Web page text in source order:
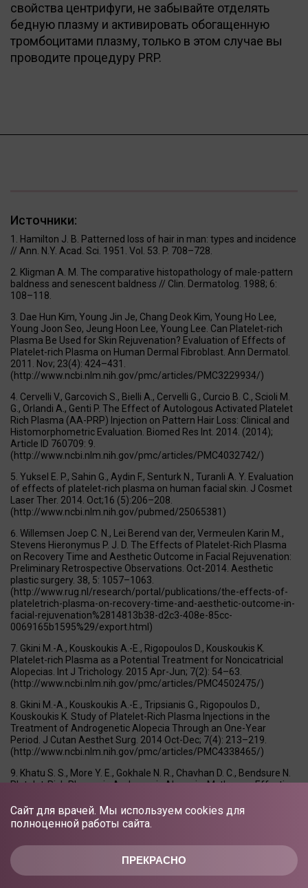
ПРЕКРАСНО
Сайт для врачей. Мы используем cookies для
полноценной работы сайта.
свойства центрифуги, не забывайте отделять
бедную плазму и активировать обогащенную
тромбоцитами плазму, только в этом случае вы
проводите процедуру PRP.
Источники:
Hamilton J. B. Patterned loss of hair in man: types and incidence
// Ann. N.Y. Acad. Sci. 1951. Vol. 53. P. 708–728.
Kligman A. M. The comparative histopathology of male-pattern
baldness and senescent baldness // Clin. Dermatolog. 1988; 6:
108–118.
Dae Hun Kim, Young Jin Je, Chang Deok Kim, Young Ho Lee,
Young Joon Seo, Jeung Hoon Lee, Young Lee. Can Platelet-rich
Plasma Be Used for Skin Rejuvenation? Evaluation of Effects of
Platelet-rich Plasma on Human Dermal Fibroblast. Ann Dermatol.
2011. Nov; 23(4): 424–431.
(http://www.ncbi.nlm.nih.gov/pmc/articles/PMC3229934/)
Cervelli V., Garcovich S., Bielli A., Cervelli G., Curcio B. C., Scioli M.
G., Orlandi A., Genti P. The Effect of Autologous Activated Platelet
Rich Plasma (AA-PRP) Injection on Pattern Hair Loss: Clinical and
Histomorphometric Evaluation. Biomed Res Int. 2014. (2014);
Article ID 760709: 9.
(http://www.ncbi.nlm.nih.gov/pmc/articles/PMC4032742/)
Yuksel E. P., Sahin G., Aydin F., Senturk N., Turanli A. Y. Evaluation
of effects of platelet-rich plasma on human facial skin. J Cosmet
Laser Ther. 2014. Oct;16 (5):206–208.
(http://www.ncbi.nlm.nih.gov/pubmed/25065381)
Willemsen Joep C. N., Lei Berend van der, Vermeulen Karin M.,
Stevens Hieronymus P. J. D. The Effects of Platelet-Rich Plasma
on Recovery Time and Aesthetic Outcome in Facial Rejuvenation:
Preliminary Retrospective Observations. Oct-2014. Aesthetic
plastic surgery. 38, 5: 1057–1063.
(http://www.rug.nl/research/portal/publications/the-effects-of-
plateletrich-plasma-on-recovery-time-and-aesthetic-outcome-in-
facial-rejuvenation%2814813b38-d2c3-408e-85cc-
0069165b1595%29/export.html)
Gkini M.-A., Kouskoukis A.-E., Rigopoulos D., Kouskoukis K.
Platelet-rich Plasma as a Potential Treatment for Noncicatricial
Alopecias. Int J Trichology. 2015 Apr-Jun; 7(2): 54–63.
(http://www.ncbi.nlm.nih.gov/pmc/articles/PMC4502475/)
Gkini M.-A., Kouskoukis A.-E., Tripsianis G., Rigopoulos D.,
Kouskoukis K. Study of Platelet-Rich Plasma Injections in the
Treatment of Androgenetic Alopecia Through an One-Year
Period. J Cutan Aesthet Surg. 2014 Oct-Dec; 7(4): 213–219.
(http://www.ncbi.nlm.nih.gov/pmc/articles/PMC4338465/)
Khatu S. S., More Y. E., Gokhale N. R., Chavhan D. C., Bendsure N.
Platelet-Rich Plasma in Androgenic Alopecia: Myth or an Effective
(http://www.ncbi.nlm.nih.gov/pmc/articles/PMC4134641/)
Singh S. Role of platelet-rich plasma in chronic alopecia areata:
57–59. (http://www.ncbi.nlm.nih.gov/pmc/articles/PMC4413492/)